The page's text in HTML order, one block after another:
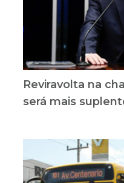
Reviravolta na
será mais